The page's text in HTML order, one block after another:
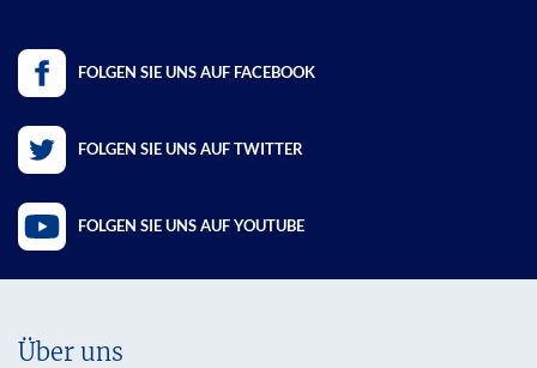
FOLGEN SIE UNS AUF FACEBOOK
FOLGEN SIE UNS AUF TWITTER
FOLGEN SIE UNS AUF YOUTUBE
Über uns